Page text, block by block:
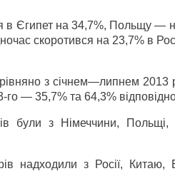
в Єгипет на 34,7%, Польщу —
скоротився на 23,7% в
з січнем—липнем 2013
го — 35,7% та 64,3%
були з Німеччини, Польщі,
надходили з Росії, Китаю,